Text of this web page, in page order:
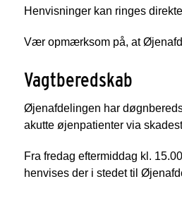
Henvisninger kan ringes
Vær opmærksom på, at
Vagtberedskab
Øjenafdelingen har
akutte øjenpatienter via
Fra fredag eftermiddag kl.
henvises der i stedet til